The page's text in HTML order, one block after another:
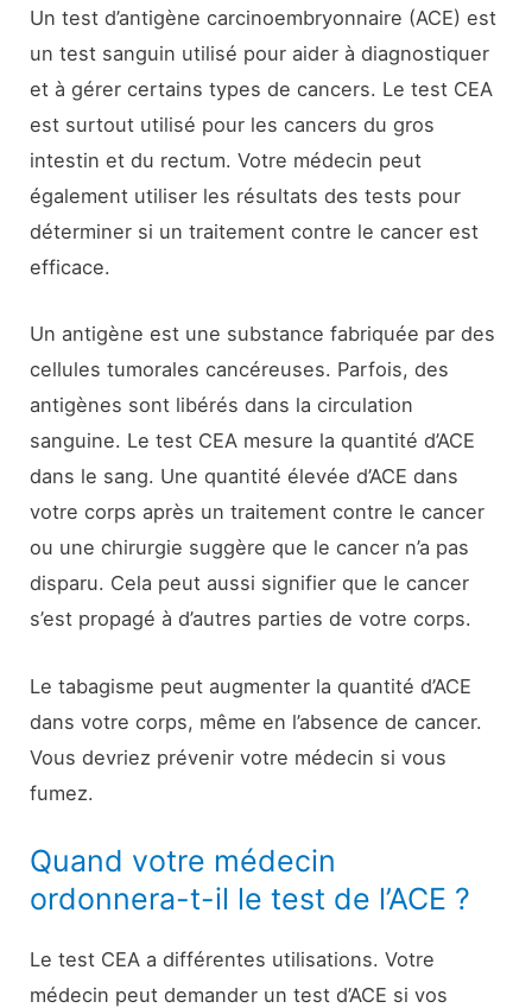
Un test d’antigène carcinoembryonnaire (ACE) est
un test sanguin utilisé pour aider à diagnostiquer
et à gérer certains types de cancers. Le test CEA
est surtout utilisé pour les cancers du gros
intestin et du rectum. Votre médecin peut
également utiliser les résultats des tests pour
déterminer si un traitement contre le cancer est
efficace.
Un antigène est une substance fabriquée par des
cellules tumorales cancéreuses. Parfois, des
antigènes sont libérés dans la circulation
sanguine. Le test CEA mesure la quantité d’ACE
dans le sang. Une quantité élevée d’ACE dans
votre corps après un traitement contre le cancer
ou une chirurgie suggère que le cancer n’a pas
disparu. Cela peut aussi signifier que le cancer
s’est propagé à d’autres parties de votre corps.
Le tabagisme peut augmenter la quantité d’ACE
dans votre corps, même en l’absence de cancer.
Vous devriez prévenir votre médecin si vous
fumez.
Quand votre médecin
ordonnera-t-il le test de l’ACE ?
Le test CEA a différentes utilisations. Votre
médecin peut demander un test d’ACE si vos